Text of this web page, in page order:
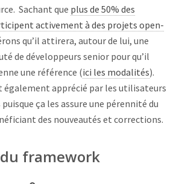
Sachant que plus de 50% des
activement à des projets open-
qu’il attirera, autour de lui, une
de développeurs senior pour qu’il
une référence (ici les modalités).
également apprécié par les utilisateurs
ça les assure une pérennité du
des nouveautés et corrections.
framework